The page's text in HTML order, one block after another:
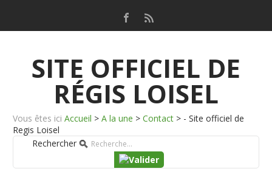
SITE OFFICIEL DE
RÉGIS LOISEL
Vous êtes ici Accueil > A la une > Contact > - Site officiel de
Regis Loisel
Rechercher